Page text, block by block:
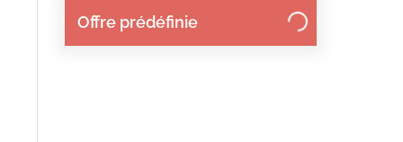
Offre prédéfinie